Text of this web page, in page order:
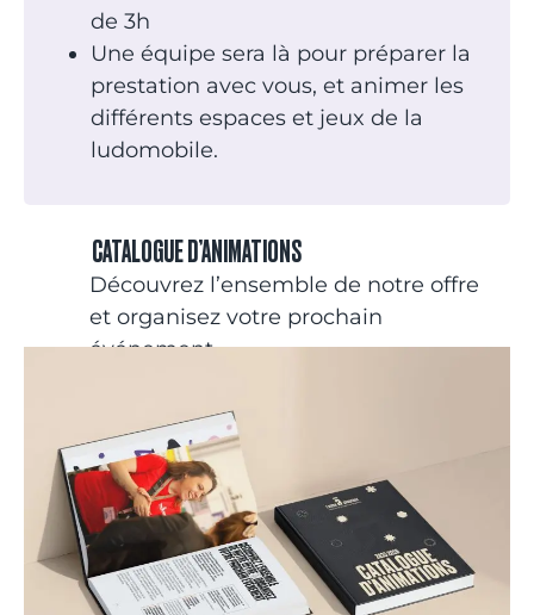
de 3h
Une équipe sera là pour préparer la
prestation avec vous, et animer les
différents espaces et jeux de la
ludomobile.
CATALOGUE D’ANIMATIONS
Découvrez l’ensemble de notre offre
et organisez votre prochain
événement.